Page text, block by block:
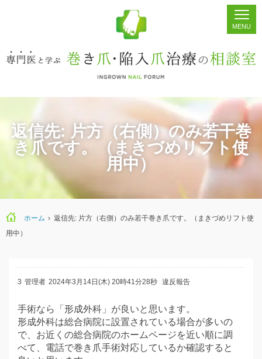
ホーム シェア 掲示板
返信先: 片方（右側）のみ若干巻
き爪です。（まきづめリフト使
用中）
ホーム › 返信先: 片方（右側）のみ若干巻き爪です。（まきづめリフト使
用中）
3 管理者 2024年3月14日(木) 20時41分28秒 違反報告
手術なら「形成外科」が良いと思います。
形成外科は総合病院に設置されている場合が多いの
で、お近くの総合病院のホームページを近い順に調
べて、電話で巻き爪手術対応しているか確認すると